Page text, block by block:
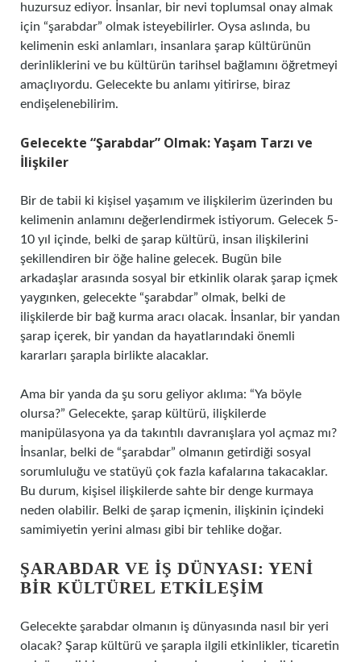
huzursuz ediyor. İnsanlar, bir nevi toplumsal onay almak
için “şarabdar” olmak isteyebilirler. Oysa aslında, bu
kelimenin eski anlamları, insanlara şarap kültürünün
derinliklerini ve bu kültürün tarihsel bağlamını öğretmeyi
amaçlıyordu. Gelecekte bu anlamı yitirirse, biraz
endişelenebilirim.
Gelecekte “Şarabdar” Olmak: Yaşam Tarzı ve
İlişkiler
Bir de tabii ki kişisel yaşamım ve ilişkilerim üzerinden bu
kelimenin anlamını değerlendirmek istiyorum. Gelecek 5-
10 yıl içinde, belki de şarap kültürü, insan ilişkilerini
şekillendiren bir öğe haline gelecek. Bugün bile
arkadaşlar arasında sosyal bir etkinlik olarak şarap içmek
yaygınken, gelecekte “şarabdar” olmak, belki de
ilişkilerde bir bağ kurma aracı olacak. İnsanlar, bir yandan
şarap içerek, bir yandan da hayatlarındaki önemli
kararları şarapla birlikte alacaklar.
Ama bir yanda da şu soru geliyor aklıma: “Ya böyle
olursa?” Gelecekte, şarap kültürü, ilişkilerde
manipülasyona ya da takıntılı davranışlara yol açmaz mı?
İnsanlar, belki de “şarabdar” olmanın getirdiği sosyal
sorumluluğu ve statüyü çok fazla kafalarına takacaklar.
Bu durum, kişisel ilişkilerde sahte bir denge kurmaya
neden olabilir. Belki de şarap içmenin, ilişkinin içindeki
samimiyetin yerini alması gibi bir tehlike doğar.
ŞARABDAR VE İŞ DÜNYASI: YENI
BIR KÜLTÜREL ETKILEŞIM
Gelecekte şarabdar olmanın iş dünyasında nasıl bir yeri
olacak? Şarap kültürü ve şarapla ilgili etkinlikler, ticaretin